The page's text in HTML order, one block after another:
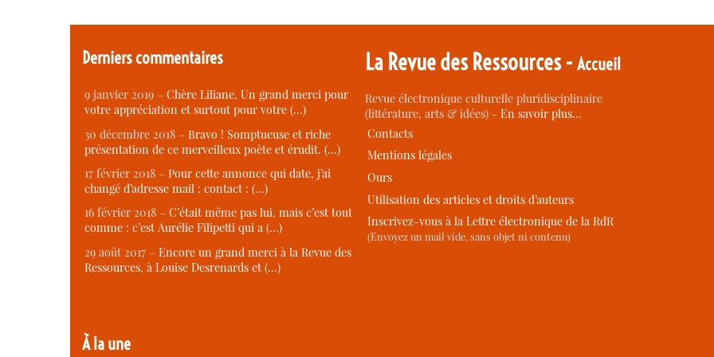
Derniers commentaires
9 janvier 2019 – Chère Liliane, Un grand merci pour
votre appréciation et surtout pour votre (…)
30 décembre 2018 – Bravo ! Somptueuse et riche
présentation de ce merveilleux poète et érudit. (…)
17 février 2018 – Pour cette annonce qui date, j’ai
changé d’adresse mail : contact : (…)
16 février 2018 – C’était même pas lui, mais c’est tout
comme : c’est Aurélie Filipetti qui a (…)
29 août 2017 – Encore un grand merci à la Revue des
Ressources, à Louise Desrenards et (…)
À la une
La Revue des Ressources -Accueil
Revue électronique culturelle pluridisciplinaire
(littérature, arts & idées) -En savoir plus…
Contacts
Mentions légales
Ours
Utilisation des articles et droits d’auteurs
Inscrivez-vous à la Lettre électronique de la RdR
(Envoyez un mail vide, sans objet ni contenu)